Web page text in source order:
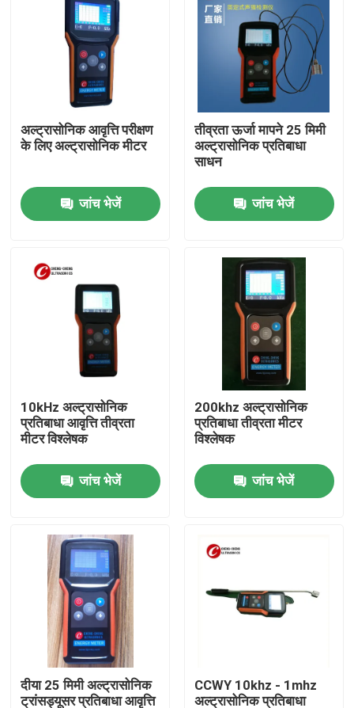
कारखाना भ्रमण
गुणवत्ता नियंत्रण
संपर्क करें
एक उद्धरण का अनुरोध करें
अल्ट्रासोनिक सफाई ट्रांसड्यूसर
उच्च शक्ति अल्ट्रासोनिक transducer
बहु आवृत्ति अल्ट्रासोनिक ट्रांसड्यूसर
अल्ट्रासोनिक आवृत्ति परीक्षण
के लिए अल्ट्रासोनिक मीटर
जांच भेजें
तीव्रता ऊर्जा मापने 25 मिमी
अल्ट्रासोनिक प्रतिबाधा
साधन
जांच भेजें
10kHz अल्ट्रासोनिक
प्रतिबाधा आवृत्ति तीव्रता
मीटर विश्लेषक
जांच भेजें
200khz अल्ट्रासोनिक
प्रतिबाधा तीव्रता मीटर
विश्लेषक
जांच भेजें
दीया 25 मिमी अल्ट्रासोनिक
ट्रांसड्यूसर प्रतिबाधा आवृत्ति
CCWY 10khz - 1mhz
अल्ट्रासोनिक प्रतिबाधा